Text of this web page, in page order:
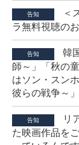
告知
＜
ラ無料視聴の
告知
韓
師～」「秋の
はソン・スン
彼らの戦争～
告知
リ
た映画作品を